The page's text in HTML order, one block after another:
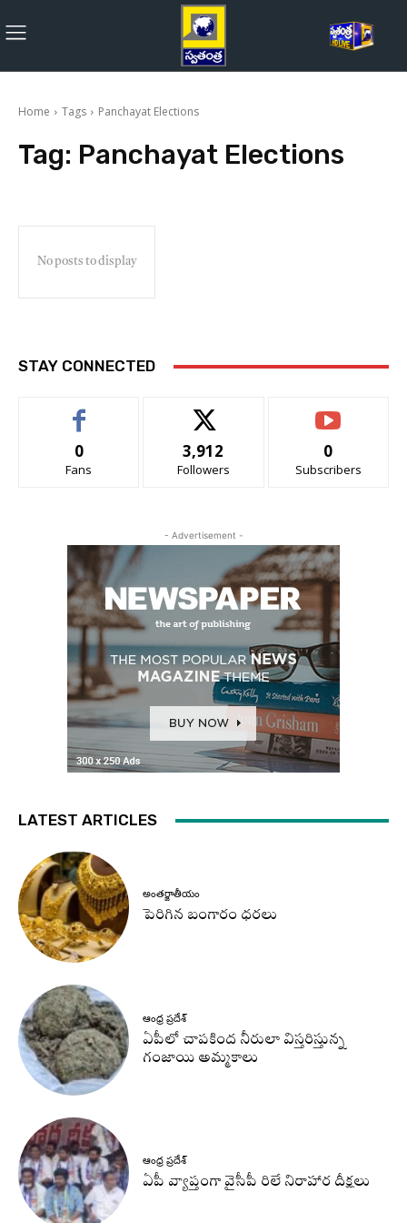
Home Tags Panchayat Elections
Tag: Panchayat Elections
No posts to display
STAY CONNECTED
0
Fans
3,912
Followers
0
Subscribers
- Advertisement -
LATEST ARTICLES
అంతర్జాతీయం
పెరిగిన బంగారం ధరలు
ఆంధ్ర ప్రదేశ్
ఏపీలో చాపకింద నీరులా విస్తరిస్తున్న
గంజాయి అమ్మకాలు
ఆంధ్ర ప్రదేశ్
ఏపీ వ్యాప్తంగా వైసీపీ రిలే నిరాహార దీక్షలు